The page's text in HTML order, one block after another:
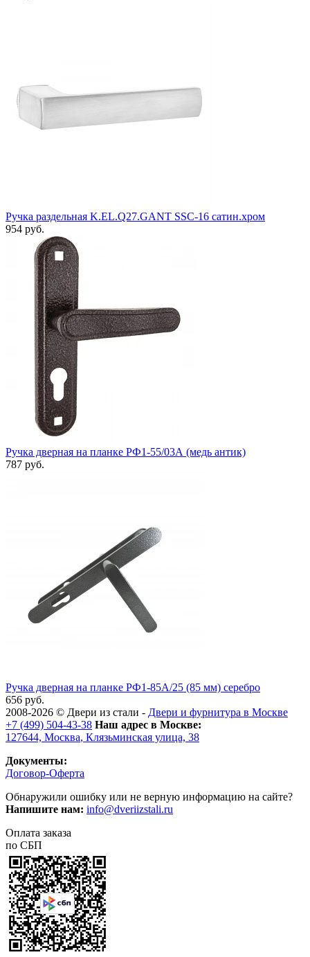
Ручка раздельная K.EL.Q27.GANT SSC-16 сатин.хром
954 руб.
Ручка дверная на планке РФ1-55/03А (медь антик)
787 руб.
Ручка дверная на планке РФ1-85А/25 (85 мм) серебро
656 руб.
2008-2026 © Двери из стали - Двери и фурнитура в Москве
+7 (499) 504-43-38 Наш адрес в Москве:
127644, Москва, Клязьминская улица, 38
Документы:
Договор-Оферта
Обнаружили ошибку или не верную информацию на сайте?
Напишите нам: info@dveriizstali.ru
Оплата заказа
по СБП